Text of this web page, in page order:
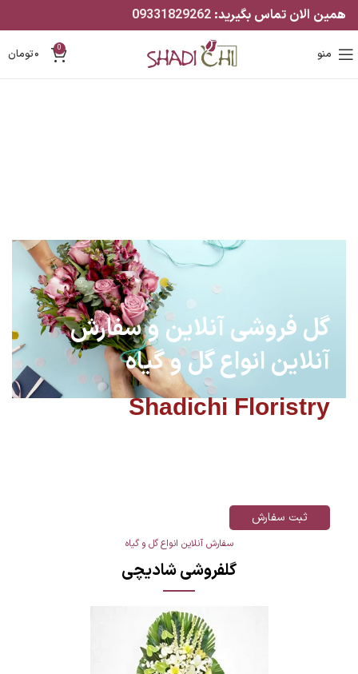
همین الان تماس بگیرید:
منو 0 ۰تومان
گل فروشی آنلاین و سفارش
آنلاین انواع گل و گیاه
Shadichi Floristry
ثبت سفارش
سفارش آنلاین انواع گل و گیاه
گلفروشی شادیچی